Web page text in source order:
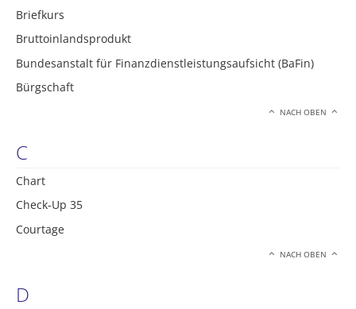
Briefkurs
Bruttoinlandsprodukt
Bundesanstalt für Finanzdienstleistungsaufsicht (BaFin)
Bürgschaft
NACH OBEN
C
Chart
Check-Up 35
Courtage
NACH OBEN
D